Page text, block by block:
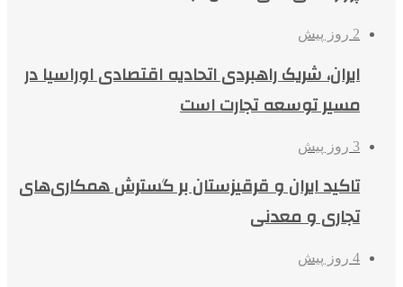
2 روز پیش
ایران، شریک راهبردی اتحادیه اقتصادی اوراسیا در
مسیر توسعه تجارت است
3 روز پیش
تاکید ایران و قرقیزستان بر گسترش همکاری‌های
تجاری و معدنی
4 روز پیش